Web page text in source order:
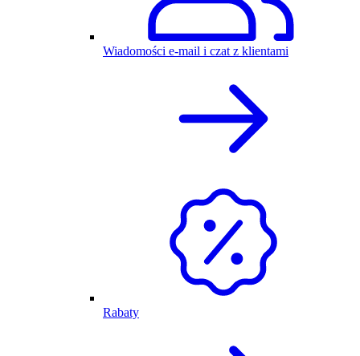
Wiadomości e-mail i czat z klientami
Rabaty